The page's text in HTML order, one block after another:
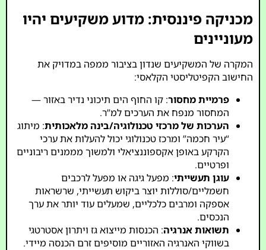
מכניקה פיננסית: מדוע משקיעים יהיו
מעוניינים
המקרה של המשקיעים שנדון בציבור ממפה במדויק את
החישוב הקפיטליסטי הקלאסי:
פרמיית מחסור: קו החוף הים תיכוני נדיר באזור —
המחסור מנפח את הערכים למ”ר.
הערכות של מרכזי טכנולוגיה/בינה מלאכותית: מיתוג
“עיר חכמה” ומרכז טכנולוגי יכול להעלות את ערכי
הקרקע באופן אקספוננציאלי ולמשוך מממנים ריבוניים
ופרטיים.
עוגן תעשייתי: מפעל גיגה או מפעל לרכבים
חשמליים/סוללות יוצר ביקוש תעשייתי, שרשראות
אספקה ומרבים כלכליים, שמעלים עוד יותר את ערך
הנכסים.
תשואות אנרגיה: הכנסות מייצוא גז ויתרון אסטרטגי
בשווקי האנרגיה האזוריים מוסיפים זרם הכנסה מיידי.